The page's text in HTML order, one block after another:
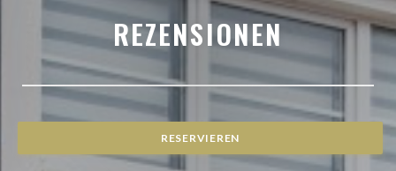
REZENSIONEN
RESERVIEREN